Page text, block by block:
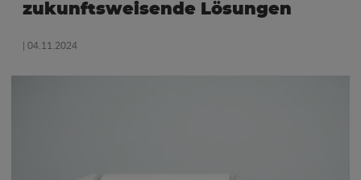
zukunftsweisende Lösungen
| 04.11.2024